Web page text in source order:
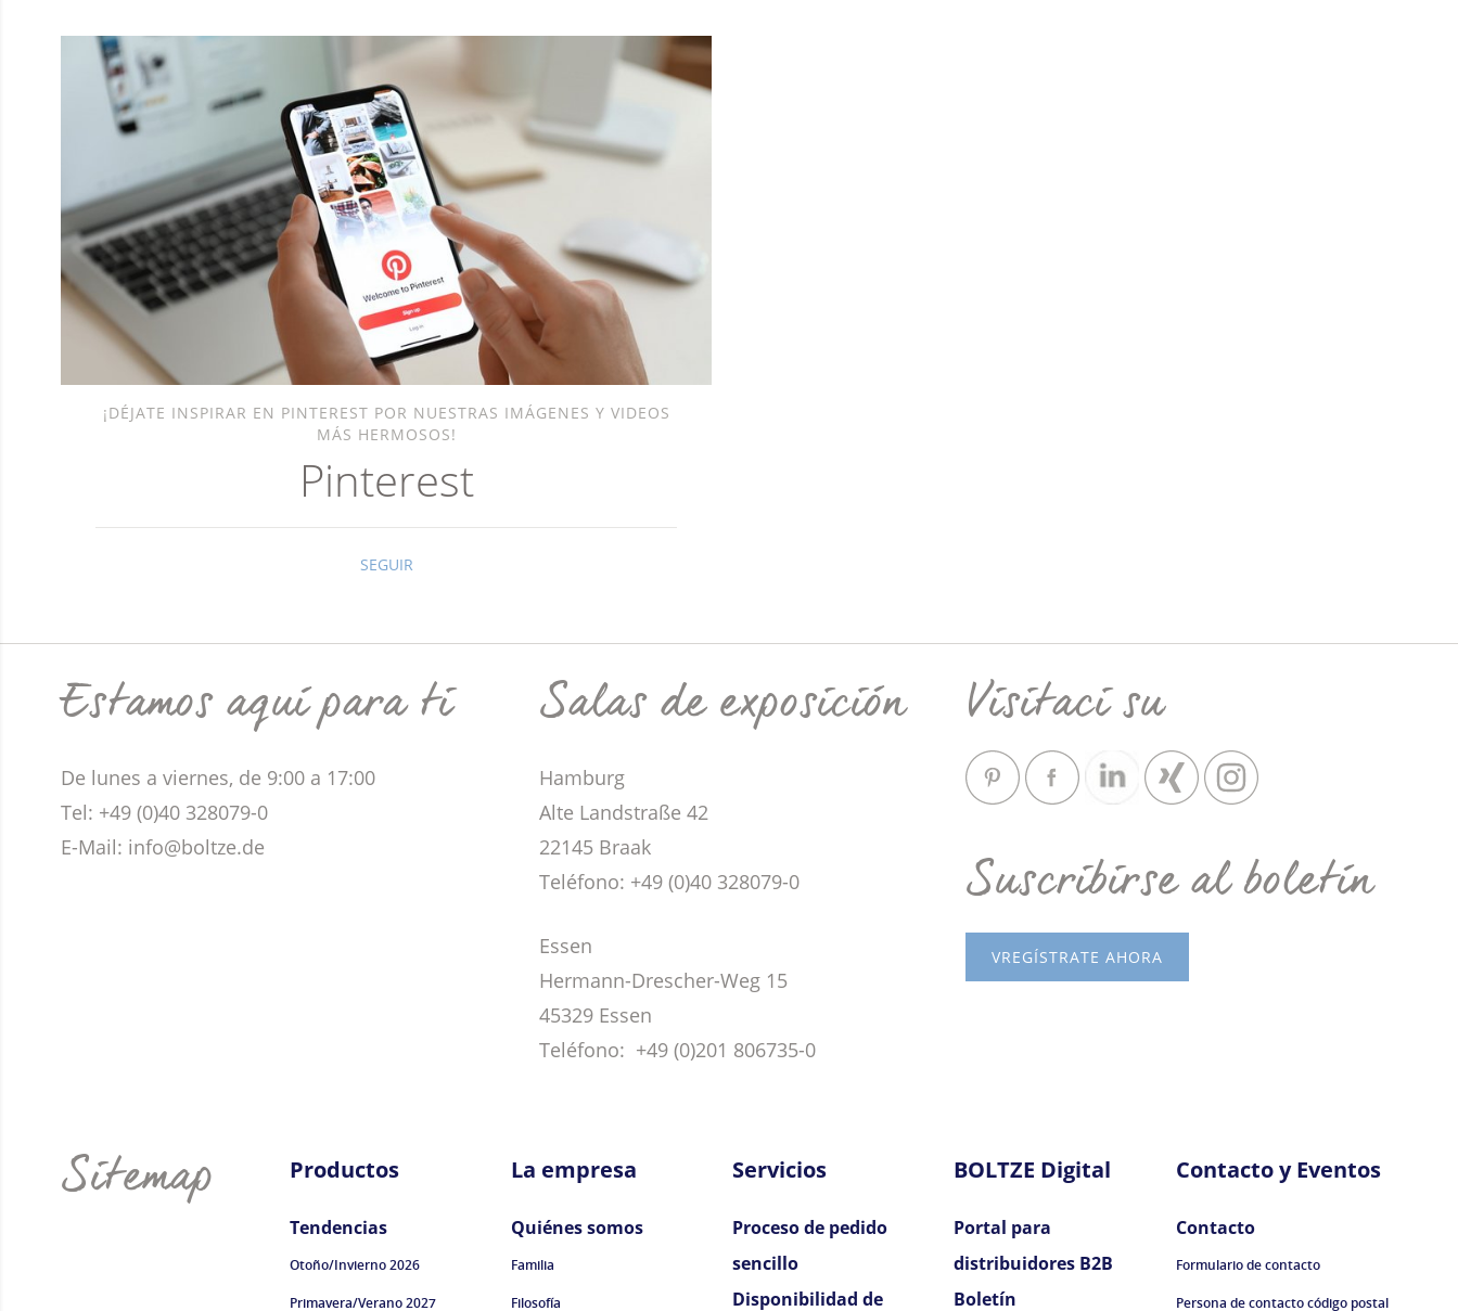
¡DÉJATE INSPIRAR EN PINTEREST POR NUESTRAS IMÁGENES Y VIDEOS
MÁS HERMOSOS!
Pinterest
SEGUIR
Estamos aquí para ti
De lunes a viernes, de 9:00 a 17:00
Tel: +49 (0)40 328079-0
E-Mail: info@boltze.de
Salas de exposición
Hamburg
Alte Landstraße 42
22145 Braak
Teléfono: +49 (0)40 328079-0
Essen
Hermann-Drescher-Weg 15
45329 Essen
Teléfono: +49 (0)201 806735-0
Visitaci su
Suscribirse al boletín
VREGÍSTRATE AHORA
Sitemap Productos
Tendencias
Otoño/Invierno 2026
Primavera/Verano 2027
La empresa
Quiénes somos
Familia
Filosofía
Servicios
Proceso de pedido
sencillo
Disponibilidad de
BOLTZE Digital
Portal para
distribuidores B2B
Boletín
Contacto y Eventos
Contacto
Formulario de contacto
Persona de contacto código postal